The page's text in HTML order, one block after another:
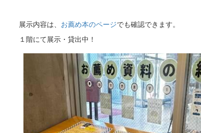
展示内容は、 お薦め本のページでも確認できます。
１階にて展示・貸出中！